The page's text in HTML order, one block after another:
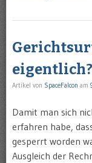
eigentlich?
Artikel von SpaceFalcon am
Damit man sich
erfahren habe,
gesperrt worden
Ausgleich der